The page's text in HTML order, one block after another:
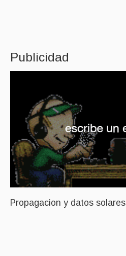
Publicidad
Propagacion y datos solares